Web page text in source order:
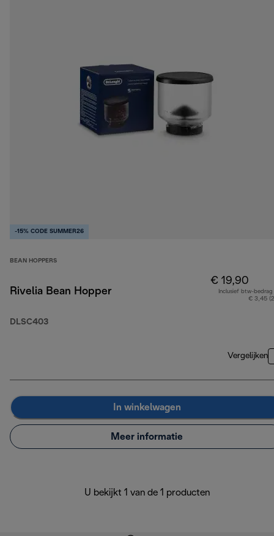
-15% CODE SUMMER26
BEAN HOPPERS
Rivelia Bean Hopper
DLSC403
€ 19,90
Inclusief btw-bedrag
€ 3,45
Vergelijken
In winkelwagen
Meer informatie
U bekijkt 1 van de 1 producten